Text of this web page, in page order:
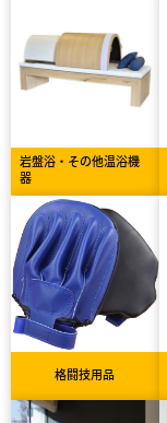
岩盤浴・その他温浴機
器
格闘技用品